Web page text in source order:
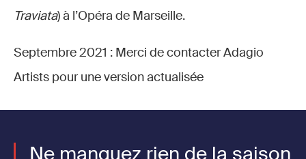
Traviata) à l’Opéra de Marseille.
Septembre 2021 : Merci de contacter Adagio
Artists pour une version actualisée
Ne manquez rien de la saison